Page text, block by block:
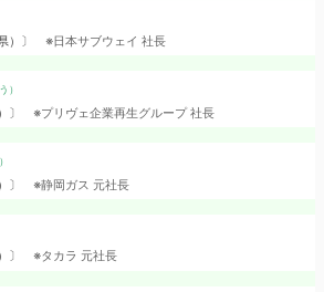
）〕 ※日本サブウェイ 社長
）
〕 ※プリヴェ企業再生グループ 社長
〕 ※静岡ガス 元社長
〕 ※タカラ 元社長